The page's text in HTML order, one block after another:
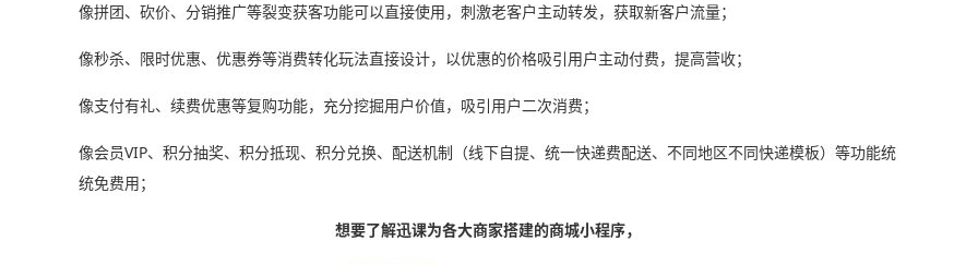
像拼团、砍价、分销推广等裂变获客功能可以直接使用，刺激老客户主动转发，获取新客户流量；
像秒杀、限时优惠、优惠券等消费转化玩法直接设计，以优惠的价格吸引用户主动付费，提高营收；
像支付有礼、续费优惠等复购功能，充分挖掘用户价值，吸引用户二次消费；
像会员VIP、积分抽奖、积分抵现、积分兑换、配送机制（线下自提、统一快递费配送、不同地区不同快递模板）等功能统
统免费用；
想要了解迅课为各大商家搭建的商城小程序，